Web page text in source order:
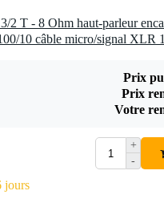
10 câble micro/signal XLR
Prix
Prix
Votre
jours
+
-